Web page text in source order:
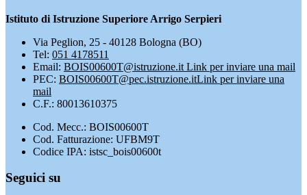
Istituto di Istruzione Superiore Arrigo Serpieri
Via Peglion, 25 - 40128 Bologna (BO)
Tel: 051 4178511
Email: BOIS00600T@istruzione.it Link per inviare una mail
PEC: BOIS00600T@pec.istruzione.itLink per inviare una
mail
C.F.: 80013610375
Cod. Mecc.: BOIS00600T
Cod. Fatturazione: UFBM9T
Codice IPA: istsc_bois00600t
Seguici su